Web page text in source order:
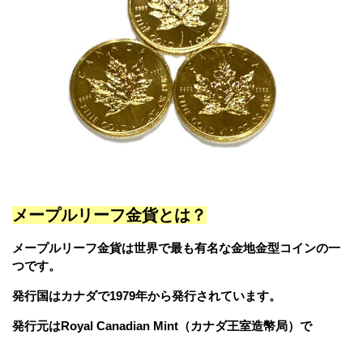
メープルリーフ金貨とは？
メープルリーフ金貨は世界で最も有名な金地金型コインの一
つです。
発行国はカナダで1979年から発行されています。
発行元はRoyal Canadian Mint（カナダ王室造幣局） で